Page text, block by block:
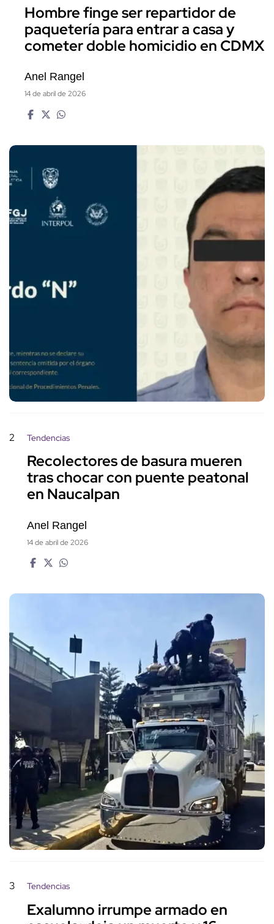
Hombre finge ser repartidor de
paquetería para entrar a casa y
cometer doble homicidio en CDMX
Anel Rangel
14 de abril de 2026
2 Tendencias
Recolectores de basura mueren
tras chocar con puente peatonal
en Naucalpan
Anel Rangel
14 de abril de 2026
3 Tendencias
Exalumno irrumpe armado en